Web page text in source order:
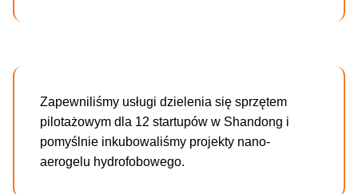
Zapewniliśmy usługi dzielenia się sprzętem
pilotażowym dla 12 startupów w Shandong i
pomyślnie inkubowaliśmy projekty nano-
aerogelu hydrofobowego.